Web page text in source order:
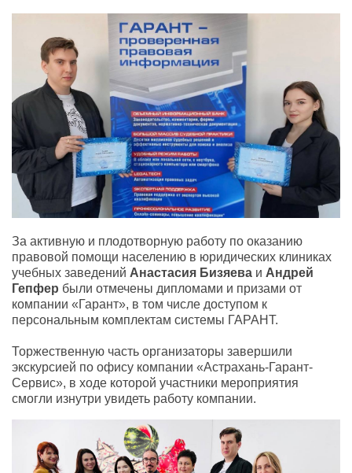
За активную и плодотворную работу по оказанию
правовой помощи населению в юридических клиниках
учебных заведений Анастасия Бизяева и Андрей
Гепфер были отмечены дипломами и призами от
компании «Гарант», в том числе доступом к
персональным комплектам системы ГАРАНТ.
Торжественную часть организаторы завершили
экскурсией по офису компании «Астрахань-Гарант-
Сервис», в ходе которой участники мероприятия
смогли изнутри увидеть работу компании.